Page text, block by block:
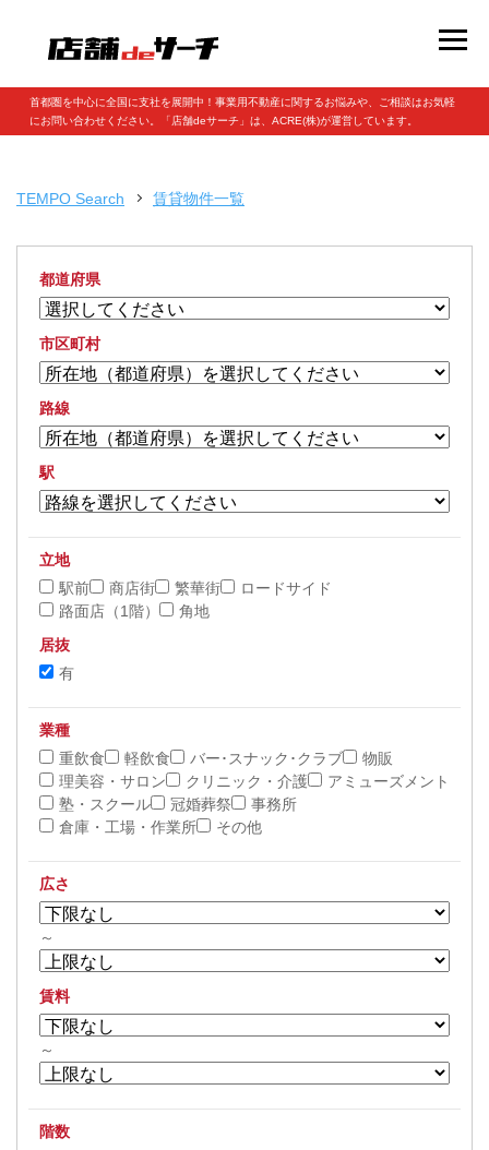
首都圏を中心に全国に支社を展開中！事業用不動産に関するお悩みや、ご相談はお気軽
にお問い合わせください。「店舗deサーチ」は、ACRE(株)が運営しています。
TEMPO Search 賃貸物件一覧
都道府県
市区町村
路線
駅
立地
駅前
商店街 繁華街
ロードサイド
路面店（1階）
角地
居抜
有
業種
重飲食
軽飲食 バー･スナック･クラブ
物販
理美容・サロン
クリニック・介護
アミューズメント
塾・スクール
冠婚葬祭
事務所
倉庫・工場・作業所
その他
広さ
～
賃料
～
階数